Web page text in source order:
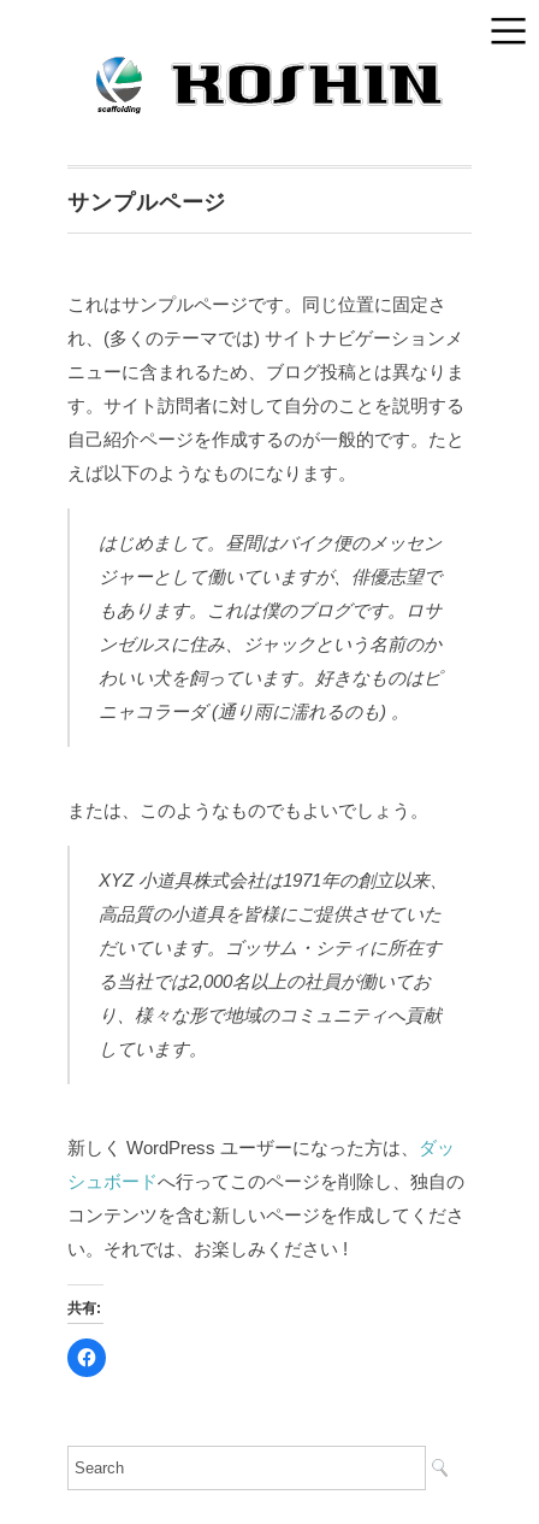
サンプルページ
これはサンプルページです。同じ位置に固定さ
れ、(多くのテーマでは) サイトナビゲーションメ
ニューに含まれるため、ブログ投稿とは異なりま
す。サイト訪問者に対して自分のことを説明する
自己紹介ページを作成するのが一般的です。たと
えば以下のようなものになります。
はじめまして。昼間はバイク便のメッセン
ジャーとして働いていますが、俳優志望で
もあります。これは僕のブログです。ロサ
ンゼルスに住み、ジャックという名前のか
わいい犬を飼っています。好きなものはピ
ニャコラーダ (通り雨に濡れるのも) 。
または、このようなものでもよいでしょう。
XYZ 小道具株式会社は1971年の創立以来、
高品質の小道具を皆様にご提供させていた
だいています。ゴッサム・シティに所在す
る当社では2,000名以上の社員が働いてお
り、様々な形で地域のコミュニティへ貢献
しています。
新しく WordPress ユーザーになった方は、
ダッ
シュボードへ行ってこのページを削除し、独自の
コンテンツを含む新しいページを作成してくださ
い。それでは、お楽しみください !
共有:
F
a
で